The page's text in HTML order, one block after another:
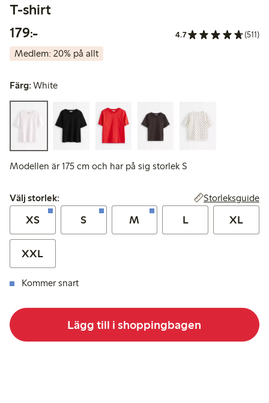
T-shirt
179:-179,00 kr 4.7 (511)
Medlem: 20% på allt
Färg:White
Modellen är 175 cm och har på sig storlek S
Välj storlek:
Välj storlek: Storleksguide
XS S M L XL
XXL
Kommer snart
Lägg till i shoppingbagen